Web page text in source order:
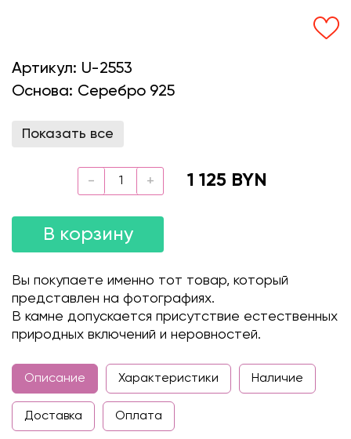
Артикул: U-2553
Основа: Серебро 925
Показать все
1 125 BYN
В корзину
Вы покупаете именно тот товар, который
представлен на фотографиях.
В камне допускается присутствие естественных
природных включений и неровностей.
Описание Характеристики Наличие
Доставка Оплата